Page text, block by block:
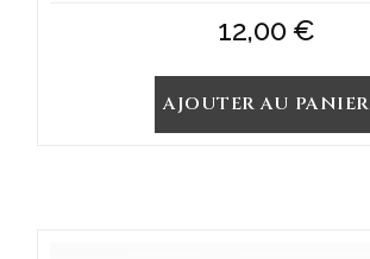
12,00€
AJOUTER AU PANIER